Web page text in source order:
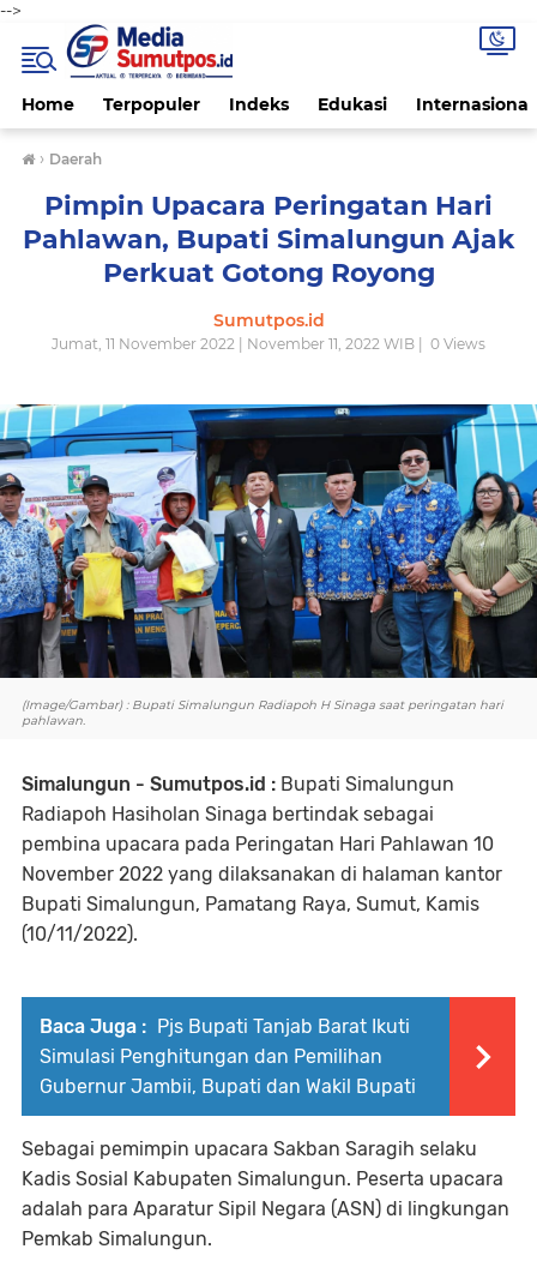
-->
Home Terpopuler Indeks Edukasi Internasional
› Daerah
Pimpin Upacara Peringatan Hari
Pahlawan, Bupati Simalungun Ajak
Perkuat Gotong Royong
Sumutpos.id
Jumat, 11 November 2022 | November 11, 2022 WIB | 0 Views
(Image/Gambar) : Bupati Simalungun Radiapoh H Sinaga saat peringatan hari
pahlawan.
Simalungun - Sumutpos.id : Bupati Simalungun
Radiapoh Hasiholan Sinaga bertindak sebagai
pembina upacara pada Peringatan Hari Pahlawan 10
November 2022 yang dilaksanakan di halaman kantor
Bupati Simalungun, Pamatang Raya, Sumut, Kamis
(10/11/2022).
Baca Juga : Pjs Bupati Tanjab Barat Ikuti
Simulasi Penghitungan dan Pemilihan
Gubernur Jambii, Bupati dan Wakil Bupati
Sebagai pemimpin upacara Sakban Saragih selaku
Kadis Sosial Kabupaten Simalungun. Peserta upacara
adalah para Aparatur Sipil Negara (ASN) di lingkungan
Pemkab Simalungun.